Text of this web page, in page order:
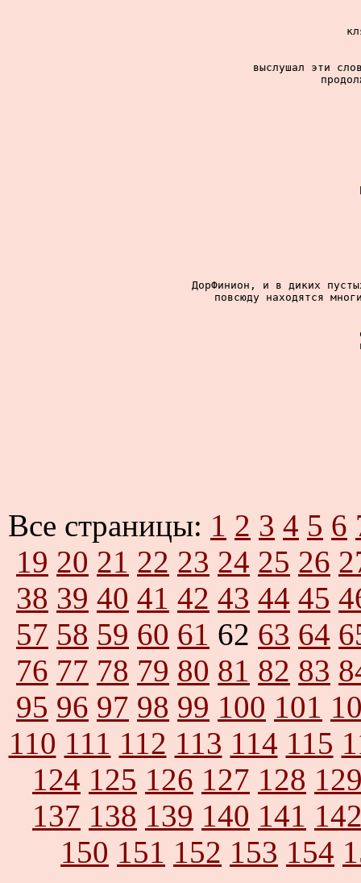
выслушал эти
ДорФинион, и в диких
повсюду находятся
Все страницы: 1 2 3 4 5 6
19 20 21 22 23 24 25 26
38 39 40 41 42 43 44 45
57 58 59 60 61 62 63 64
76 77 78 79 80 81 82 83
95 96 97 98 99 100 101
110 111 112 113 114 115
124 125 126 127 128
137 138 139 140 141
150 151 152 153 154